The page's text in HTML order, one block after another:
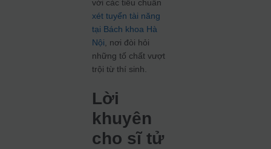
với các tiêu chuẩn
xét tuyển tài năng
tại Bách khoa Hà
Nội , nơi đòi hỏi
những tố chất vượt
trội từ thí sinh.
Lời
khuyên
cho sĩ tử